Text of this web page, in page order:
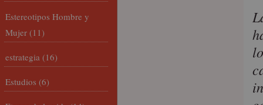
Estereotipos Hombre y
Mujer (11)
estrategia (16)
Estudios (6)